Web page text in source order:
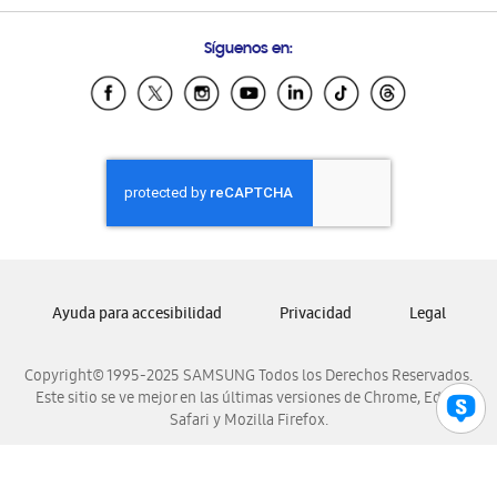
Samsung Ecuador
Samsung El Salvador
Samsung Honduras
Samsung Nicaragua
Samsung Panamá
Samsung Venezuela
Síguenos en:
Copyright© 1995-2025 SAMSUNG Todos los Derechos Reservados.
Este sitio se ve mejor en las últimas versiones de Chrome, Edge,
Safari y Mozilla Firefox.
Ayuda para accesibilidad Privacidad Legal